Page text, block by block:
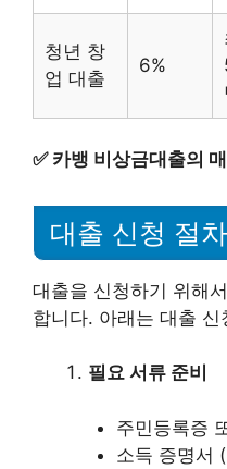
청년 창
업 대출
6%
✅ 카뱅 비상금대출의
대출 신청 절차
대출을 신청하기 위해
합니다. 아래는 대출 신
필요 서류 준비
주민등록증
소득 증명서